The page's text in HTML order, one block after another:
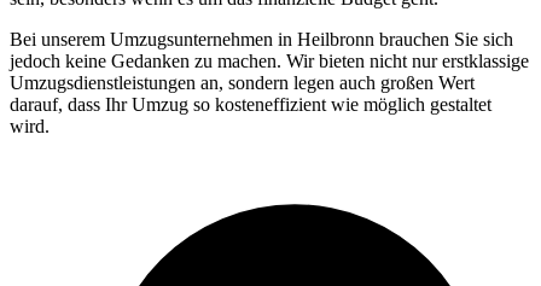
Bei unserem Umzugsunternehmen in Heilbronn brauchen Sie sich
jedoch keine Gedanken zu machen. Wir bieten nicht nur erstklassige
Umzugsdienstleistungen an, sondern legen auch großen Wert
darauf, dass Ihr Umzug so kosteneffizient wie möglich gestaltet
wird.